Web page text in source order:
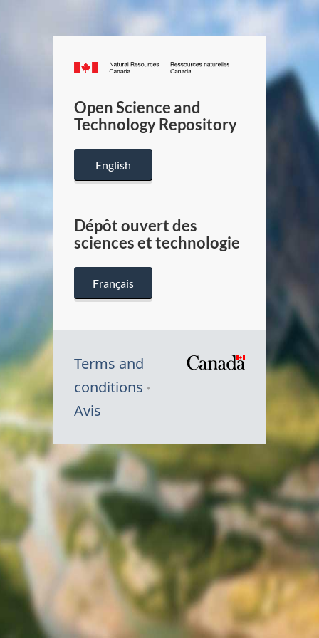
Canada.ca
/
Canada
Open Science and
Technology Repository
English
Dépôt ouvert des
sciences et technologie
Français
Terms and
conditions
Avis
Canada